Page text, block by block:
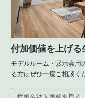
付加価値を上げ
モデルルーム・展示会用
る方はぜひ一度ご相談く